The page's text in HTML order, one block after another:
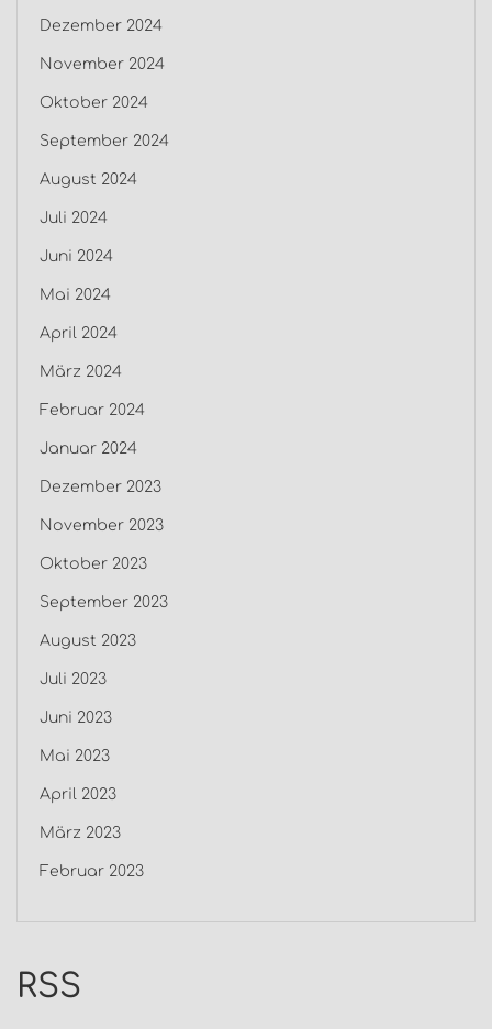
Dezember 2024
November 2024
Oktober 2024
September 2024
August 2024
Juli 2024
Juni 2024
Mai 2024
April 2024
März 2024
Februar 2024
Januar 2024
Dezember 2023
November 2023
Oktober 2023
September 2023
August 2023
Juli 2023
Juni 2023
Mai 2023
April 2023
März 2023
Februar 2023
RSS